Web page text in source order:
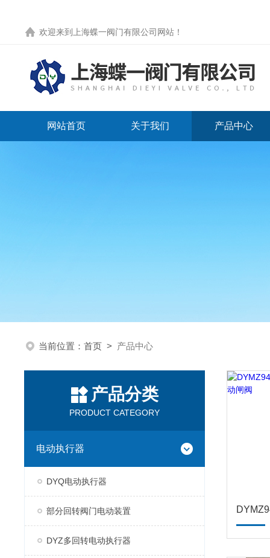
欢迎来到 上海蝶一阀门有限公司网站 ！
网站首页 关于我们 产品中心
当前位置： 首页 > 产品中心
产品分类
PRODUCT CATEGORY
电动执行器
DYQ电动执行器
部分回转阀门电动装置
DYZ多回转电动执行器